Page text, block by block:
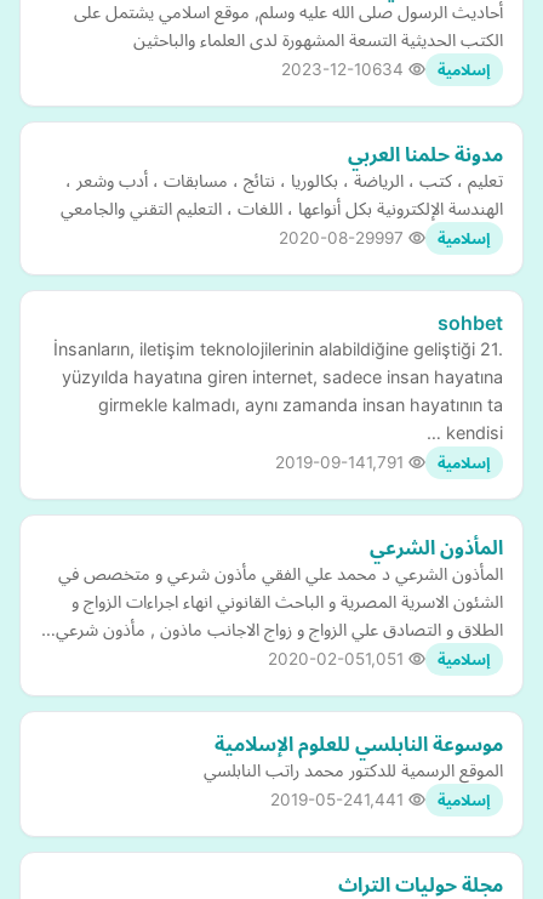
أحاديث الرسول صلى الله عليه وسلم, موقع اسلامي يشتمل على
الكتب الحديثية التسعة المشهورة لدى العلماء والباحثين
إسلامية 2023-12-10
مدونة حلمنا العربي
تعليم ، كتب ، الرياضة ، بكالوريا ، نتائج ، مسابقات ، أدب وشعر ،
الهندسة الإلكترونية بكل أنواعها ، اللغات ، التعليم التقني والجامعي
إسلامية 2020-08-29
sohbet
İnsanların, iletişim teknolojilerinin alabildiğine geliştiği 21.
yüzyılda hayatına giren internet, sadece insan hayatına
girmekle kalmadı, aynı zamanda insan hayatının ta
kendisi …
إسلامية 2019-09-14
المأذون الشرعي
المأذون الشرعي د محمد علي الفقي مأذون شرعي و متخصص في
الشئون الاسرية المصرية و الباحث القانوني انهاء اجراءات الزواج و
الطلاق و التصادق علي الزواج و زواج الاجانب ماذون , مأذون شرعي…
إسلامية 2020-02-05
موسوعة النابلسي للعلوم الإسلامية
الموقع الرسمية للدكتور محمد راتب النابلسي
إسلامية 2019-05-24
مجلة حوليات التراث